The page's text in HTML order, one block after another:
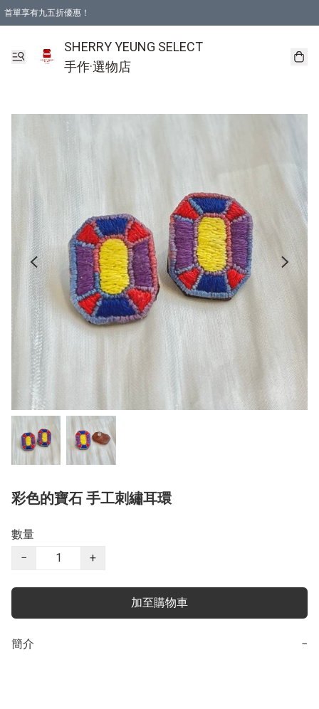
首單享有九五折優惠！
SHERRY YEUNG SELECT
手作·選物店
彩色的寶石 手工刺繡耳環
數量
−
+
加至購物車
簡介 −